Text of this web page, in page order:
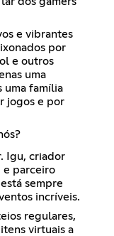
e vibrantes
por
e outros
uma
uma família
jogos e por
Igu, criador
e parceiro
sempre
incríveis.
regulares,
virtuais a